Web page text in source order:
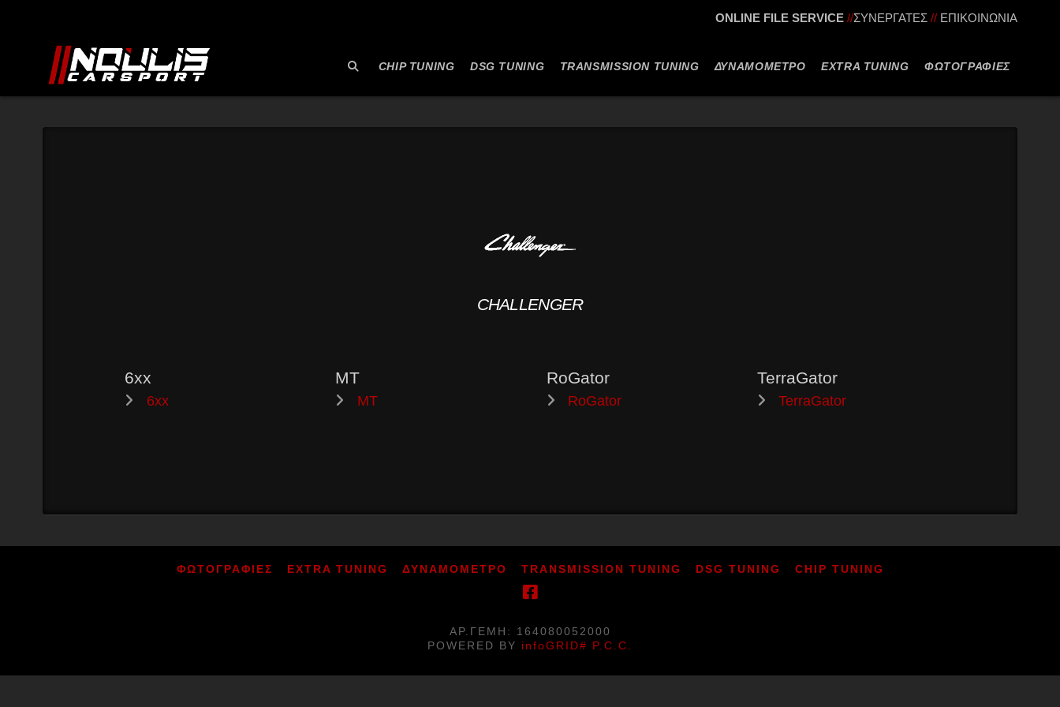
ONLINE FILE SERVICE//ΣΥΝΕΡΓΑΤΕΣ // ΕΠΙΚΟΙΝΩΝΙΑ
ΦΩΤΟΓΡΑΦΙΕΣ
EXTRA TUNING
ΔΥΝΑΜΟΜΕΤΡΟ
TRANSMISSION TUNING
DSG TUNING
CHIP TUNING
CHALLENGER
6xx
6xx
MT
MT
RoGator
RoGator
TerraGator
TerraGator
ΦΩΤΟΓΡΑΦΙΕΣ EXTRA TUNING ΔΥΝΑΜΟΜΕΤΡΟ TRANSMISSION TUNING DSG TUNING CHIP TUNING
ΑΡ.ΓΕΜΗ: 164080052000
POWERED BY infoGRID# P.C.C.